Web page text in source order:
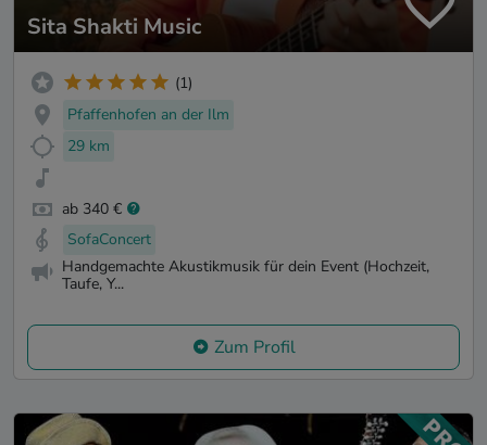
Sita Shakti Music
(1)
Pfaffenhofen an der Ilm
29 km
ab 340 €
SofaConcert
Handgemachte Akustikmusik für dein Event (Hochzeit,
Taufe, Y...
Zum Profil